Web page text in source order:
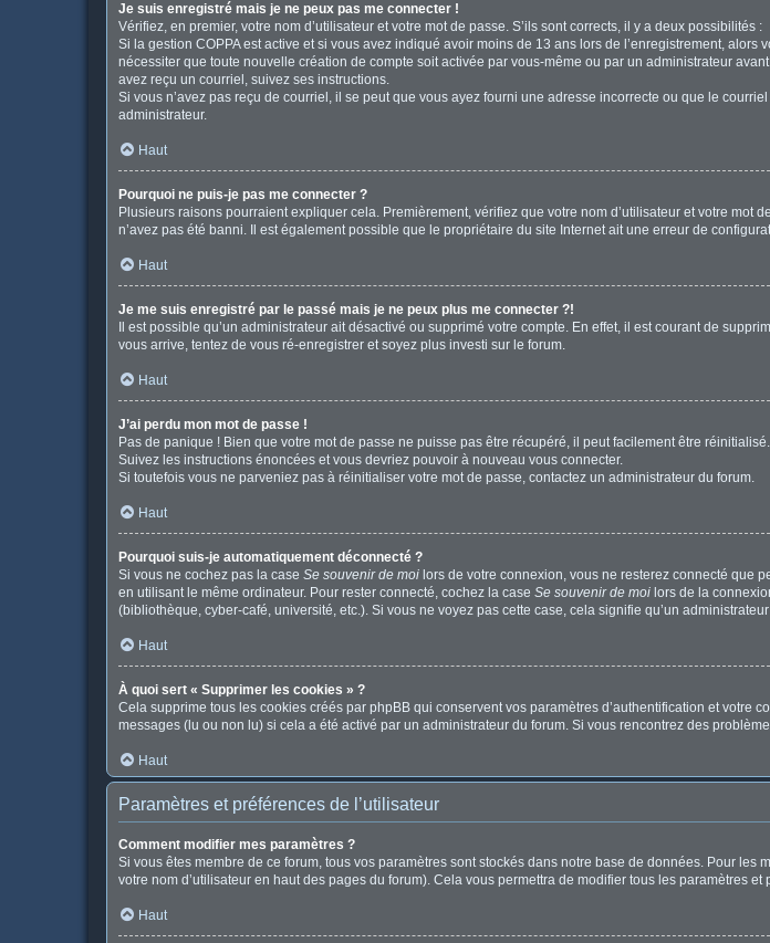
Je suis enregistré mais je ne peux pas me connecter !
Vérifiez, en premier, votre nom d’utilisateur et votre mot de passe. S’ils sont corrects, il y a deux possibilités :
Si la gestion COPPA est active et si vous avez indiqué avoir moins de 13 ans lors de l’enregistrement,
nécessiter que toute nouvelle création de compte soit activée par vous-même ou par un administrateur
avez reçu un courriel, suivez ses instructions.
Si vous n’avez pas reçu de courriel, il se peut que vous ayez fourni une adresse incorrecte ou que le
administrateur.
Haut
Pourquoi ne puis-je pas me connecter ?
Plusieurs raisons pourraient expliquer cela. Premièrement, vérifiez que votre nom d’utilisateur et votre mot
n’avez pas été banni. Il est également possible que le propriétaire du site Internet ait une erreur de
Haut
Je me suis enregistré par le passé mais je ne peux plus me connecter ?!
Il est possible qu’un administrateur ait désactivé ou supprimé votre compte. En effet, il est courant de
vous arrive, tentez de vous ré-enregistrer et soyez plus investi sur le forum.
Haut
J’ai perdu mon mot de passe !
Pas de panique ! Bien que votre mot de passe ne puisse pas être récupéré, il peut facilement être
Suivez les instructions énoncées et vous devriez pouvoir à nouveau vous connecter.
Si toutefois vous ne parveniez pas à réinitialiser votre mot de passe, contactez un administrateur du forum.
Haut
Pourquoi suis-je automatiquement déconnecté ?
Si vous ne cochez pas la case Se souvenir de moi lors de votre connexion, vous ne resterez connecté que
en utilisant le même ordinateur. Pour rester connecté, cochez la case Se souvenir de moi lors de la
(bibliothèque, cyber-café, université, etc.). Si vous ne voyez pas cette case, cela signifie qu’un
Haut
À quoi sert « Supprimer les cookies » ?
Cela supprime tous les cookies créés par phpBB qui conservent vos paramètres d’authentification et
messages (lu ou non lu) si cela a été activé par un administrateur du forum. Si vous rencontrez des
Haut
Paramètres et préférences de l’utilisateur
Comment modifier mes paramètres ?
Si vous êtes membre de ce forum, tous vos paramètres sont stockés dans notre base de données. Pour les
votre nom d’utilisateur en haut des pages du forum). Cela vous permettra de modifier tous les paramètres et
Haut